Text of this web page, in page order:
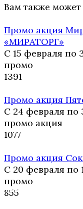
Вам также может
Промо акция
«МИРАТОРГ»
С 15 февраля по
промо
1391
Промо акция
С 24 февраля по
промо акция
1077
Промо акция
С 20 февраля по
промо
855